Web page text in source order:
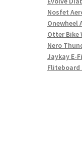
Nosfet
Onewheel
Otter Bike
Nero
Jaykay E-
Fliteboard